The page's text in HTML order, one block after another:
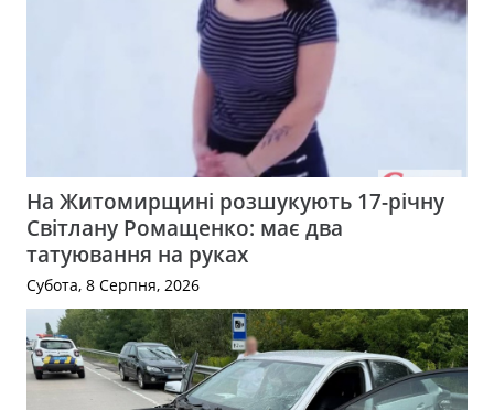
На Житомирщині розшукують 17-річну
Світлану Ромащенко: має два
татуювання на руках
Субота, 8 Серпня, 2026